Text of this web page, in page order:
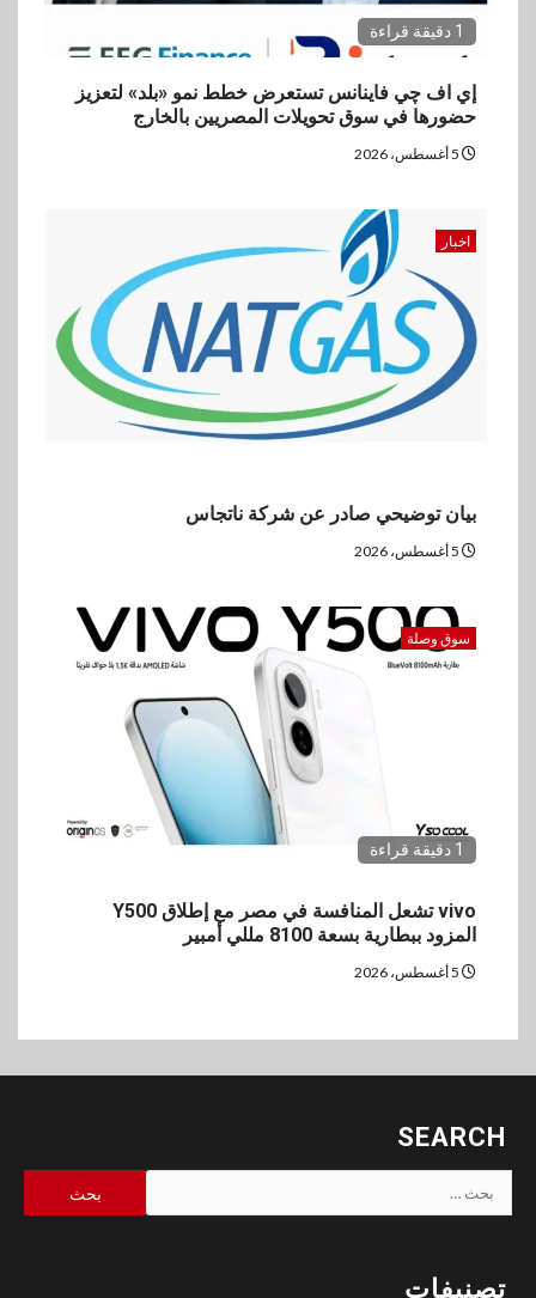
1 دقيقة قراءة
إي اف چي فاينانس تستعرض خطط نمو «بلد» لتعزيز
حضورها في سوق تحويلات المصريين بالخارج
اخبار
بيان توضيحي صادر عن شركة ناتجاس
سوق وصلة
1 دقيقة قراءة
vivo تشعل المنافسة في مصر مع إطلاق Y500
المزود ببطارية بسعة 8100 مللي أمبير
SEARCH
البحث
عن:
تصنيفات